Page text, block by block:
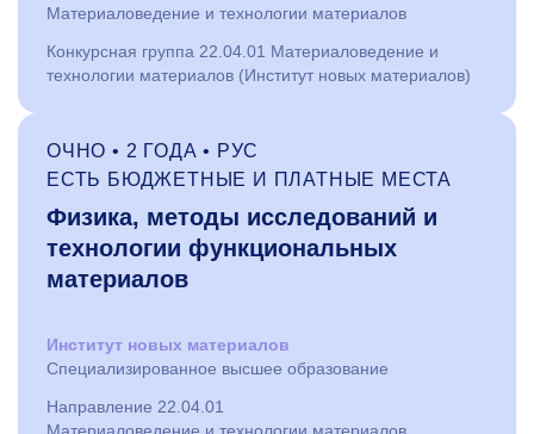
Материаловедение и технологии материалов
Конкурсная группа 22.04.01 Материаловедение и
технологии материалов (Институт новых материалов)
ОЧНО • 2 ГОДА • РУС
ЕСТЬ БЮДЖЕТНЫЕ И ПЛАТНЫЕ МЕСТА
Физика, методы исследований и
технологии функциональных
материалов
Институт новых материалов
Специализированное высшее образование
Направление 22.04.01